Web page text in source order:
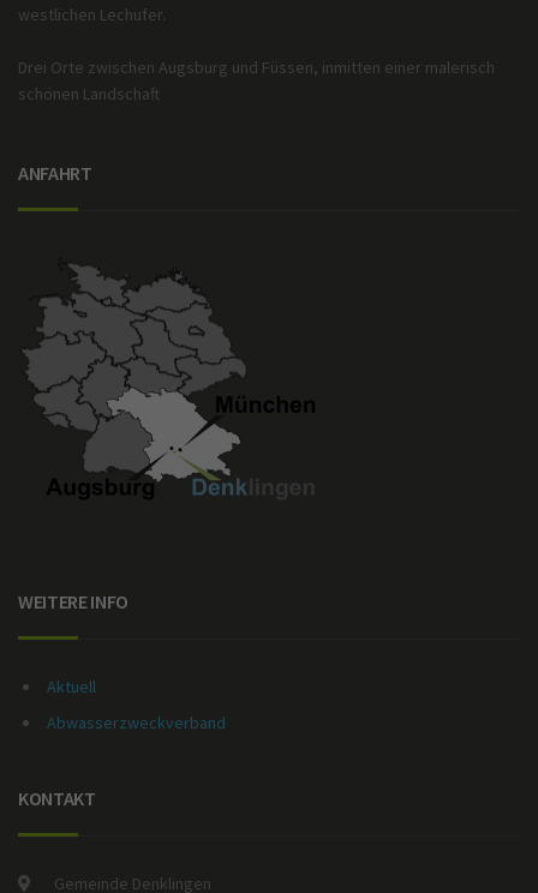
westlichen Lechufer.
Drei Orte zwischen Augsburg und Füssen, inmitten einer malerisch
schönen Landschaft
ANFAHRT
WEITERE INFO
Aktuell
Abwasserzweckverband
KONTAKT
Gemeinde Denklingen